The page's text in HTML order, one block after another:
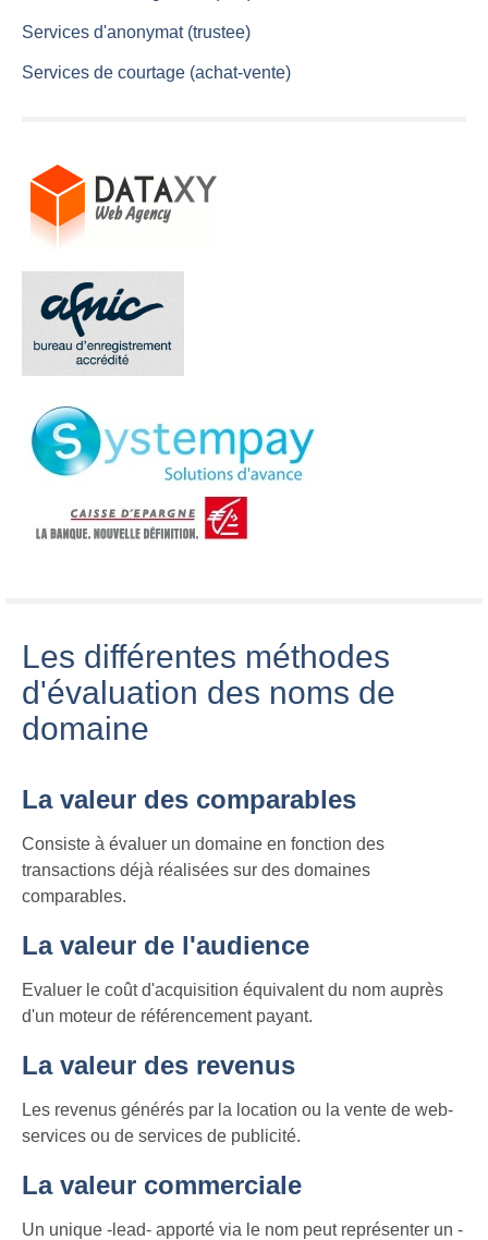
Services d'anonymat (trustee)
Services de courtage (achat-vente)
Les différentes méthodes
d'évaluation des noms de
domaine
La valeur des comparables
Consiste à évaluer un domaine en fonction des
transactions déjà réalisées sur des domaines
comparables.
La valeur de l'audience
Evaluer le coût d'acquisition équivalent du nom auprès
d'un moteur de référencement payant.
La valeur des revenus
Les revenus générés par la location ou la vente de web-
services ou de services de publicité.
La valeur commerciale
Un unique -lead- apporté via le nom peut représenter un -